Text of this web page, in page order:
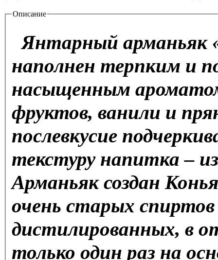
Описание
Янтарный арманьяк
наполнен терпким и
насыщенным
фруктов, ванили и
послевкусие
текстуру напитка –
Арманьяк создан
очень старых спиртов
дистилированных, в
только один раз на